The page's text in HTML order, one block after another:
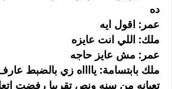
ده
عمر: اقول ايه
ملك: اللي انت عايزه
عمر: مش عايز حاجه
ملك بابتسامة: يااااه زي بالضبط
تعبانه من سنه ونص تقريبا رفضت